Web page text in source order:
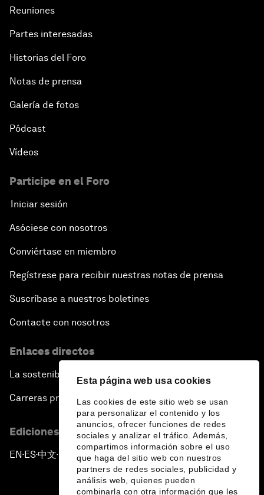
Esta página web usa cookies
Las cookies de este sitio web se usan
para personalizar el contenido y los
anuncios, ofrecer funciones de redes
sociales y analizar el tráfico. Además,
compartimos información sobre el uso
que haga del sitio web con nuestros
partners de redes sociales, publicidad y
análisis web, quienes pueden
combinarla con otra información que les
Reuniones
Partes interesadas
Historias del Foro
Notas de prensa
Galería de fotos
Pódcast
Vídeos
Participe en el Foro
Iniciar sesión
Asóciese con nosotros
Conviértase en miembro
Regístrese para recibir nuestras notas de prensa
Suscríbase a nuestros boletines
Contacte con nosotros
Enlaces directos
La sostenibilidad en el Foro
Carreras profesionales
Ediciones en otros idiomas
EN ▪ES▪中文▪ 日本語